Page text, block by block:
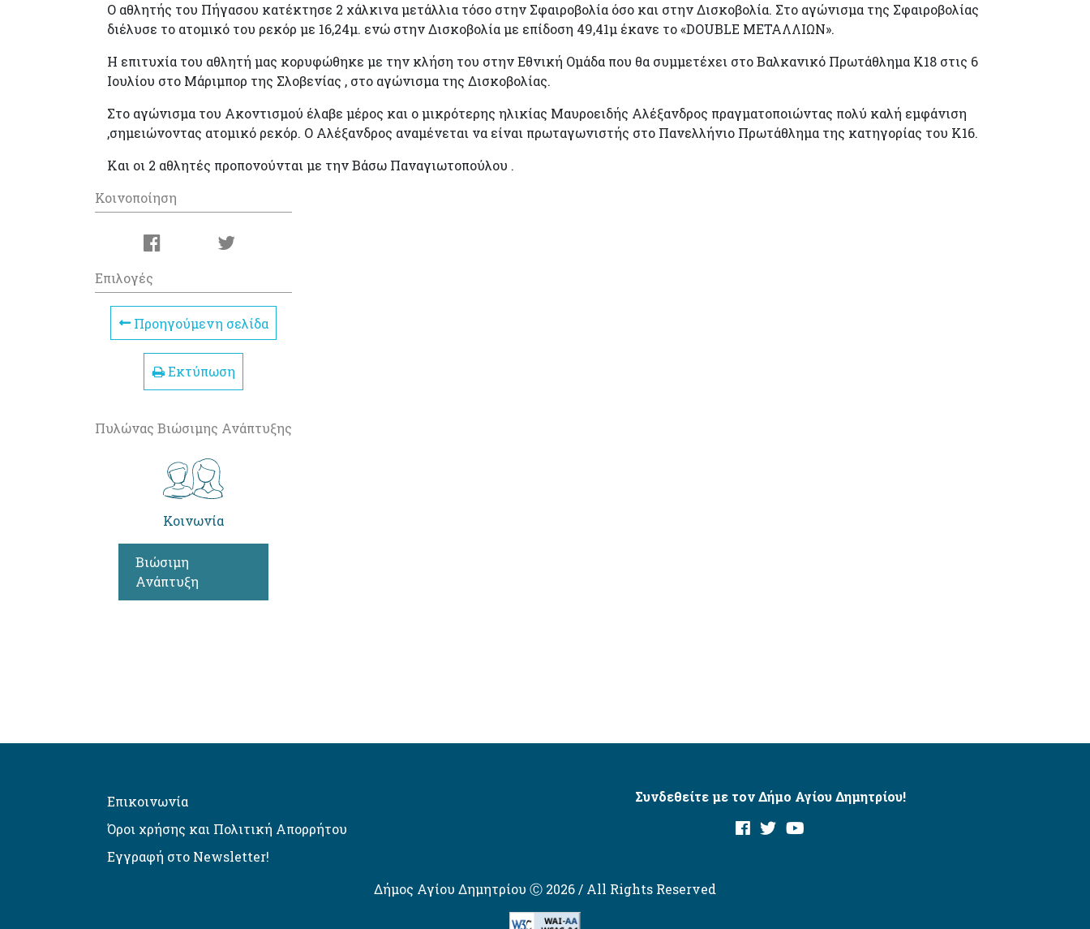
Ο αθλητής του Πήγασου κατέκτησε 2 χάλκινα μετάλλια τόσο στην Σφαιροβολία όσο και στην Δισκοβολία. Στο αγώνισμα της Σφαιροβολίας
διέλυσε το ατομικό του ρεκόρ με 16,24μ. ενώ στην Δισκοβολία με επίδοση 49,41μ έκανε το «DOUBLE ΜΕΤΑΛΛΙΩΝ».
Η επιτυχία του αθλητή μας κορυφώθηκε με την κλήση του στην Εθνική Ομάδα που θα συμμετέχει στο Βαλκανικό Πρωτάθλημα Κ18 στις 6
Ιουλίου στο Μάριμπορ της Σλοβενίας , στο αγώνισμα της Δισκοβολίας.
Στο αγώνισμα του Ακοντισμού έλαβε μέρος και ο μικρότερης ηλικίας Μαυροειδής Αλέξανδρος πραγματοποιώντας πολύ καλή εμφάνιση
,σημειώνοντας ατομικό ρεκόρ. Ο Αλέξανδρος αναμένεται να είναι πρωταγωνιστής στο Πανελλήνιο Πρωτάθλημα της κατηγορίας του Κ16.
Και οι 2 αθλητές προπονούνται με την Βάσω Παναγιωτοπούλου .
Κοινοποίηση
Επιλογές
Προηγούμενη σελίδα
Εκτύπωση
Πυλώνας Βιώσιμης Ανάπτυξης
Κοινωνία
Βιώσιμη
Ανάπτυξη
Επικοινωνία
Όροι χρήσης και Πολιτική Απορρήτου
Εγγραφή στο Newsletter!
Συνδεθείτε με τον Δήμο Αγίου Δημητρίου!
Δήμος Αγίου Δημητρίου Ⓒ 2026 / All Rights Reserved